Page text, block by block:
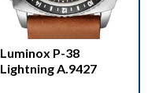
Luminox P-38
Lightning A.9427